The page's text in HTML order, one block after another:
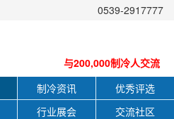
0539-2917777
与200,000制冷人交流
制冷资讯
优秀评选
行业展会 交流社区